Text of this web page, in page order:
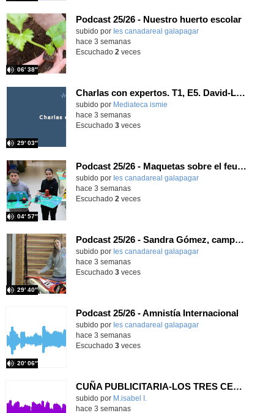
Podcast 25/26 - Nuestro huerto escolar
subido por Ies canadareal galapagar
06′ 38″
-
hace 3 semanas
Escuchado 2 veces
Charlas con expertos. T1, E5. David-Li Ilundáin Reviriego
subido por Mediateca ismie
29′ 03″
hace 3 semanas
Escuchado 3veces
Podcast 25/26 - Maquetas sobre el feudalismo
subido por Ies canadareal galapagar
04′ 57″
-
hace 3 semanas
Escuchado 2 veces
Podcast 25/26 - Sandra Gómez, campeona de Enduro
subido por Ies canadareal galapagar
29′ 40″
-
hace 3 semanas
Escuchado 3veces
Podcast 25/26 - Amnistía Internacional
subido por Ies canadareal galapagar
20′ 06″
-
hace 3 semanas
Escuchado 3veces
CUÑA PUBLICITARIA-LOS TRES CERDITOS
Contenido educativo.
subido por M.isabel I.
hace 3 semanas